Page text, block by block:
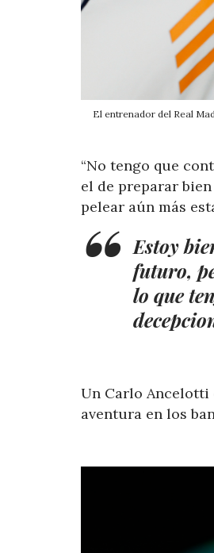
El entrenador del Real
“No tengo que
el de preparar
pelear aún más
Estoy
futuro,
lo que
Un Carlo Ancelotti
aventura en los